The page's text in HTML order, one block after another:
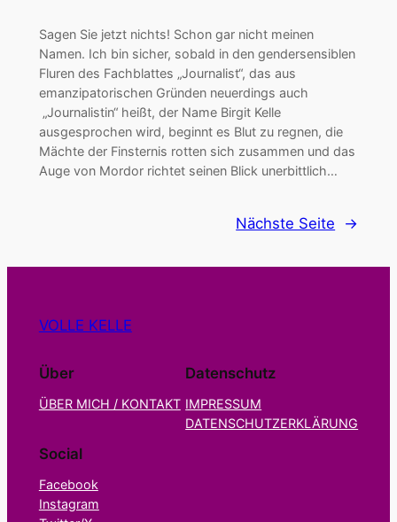
Sagen Sie jetzt nichts! Schon gar nicht meinen
Namen. Ich bin sicher, sobald in den gendersensiblen
Fluren des Fachblattes „Journalist“, das aus
emanzipatorischen Gründen neuerdings auch
„Journalistin“ heißt, der Name Birgit Kelle
ausgesprochen wird, beginnt es Blut zu regnen, die
Mächte der Finsternis rotten sich zusammen und das
Auge von Mordor richtet seinen Blick unerbittlich…
Nächste Seite →
VOLLE KELLE
Über
ÜBER MICH / KONTAKT
Datenschutz
IMPRESSUM
DATENSCHUTZERKLÄRUNG
Social
Facebook
Instagram